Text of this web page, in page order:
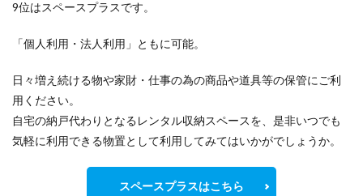
9位はスペースプラスです。
「個人利用・法人利用」ともに可能。
日々増え続ける物や家財・仕事の為の商品や道具等の保管にご利
用ください。
自宅の納戸代わりとなるレンタル収納スペースを、是非いつでも
気軽に利用できる物置として利用してみてはいかがでしょうか。
スペースプラスはこちら